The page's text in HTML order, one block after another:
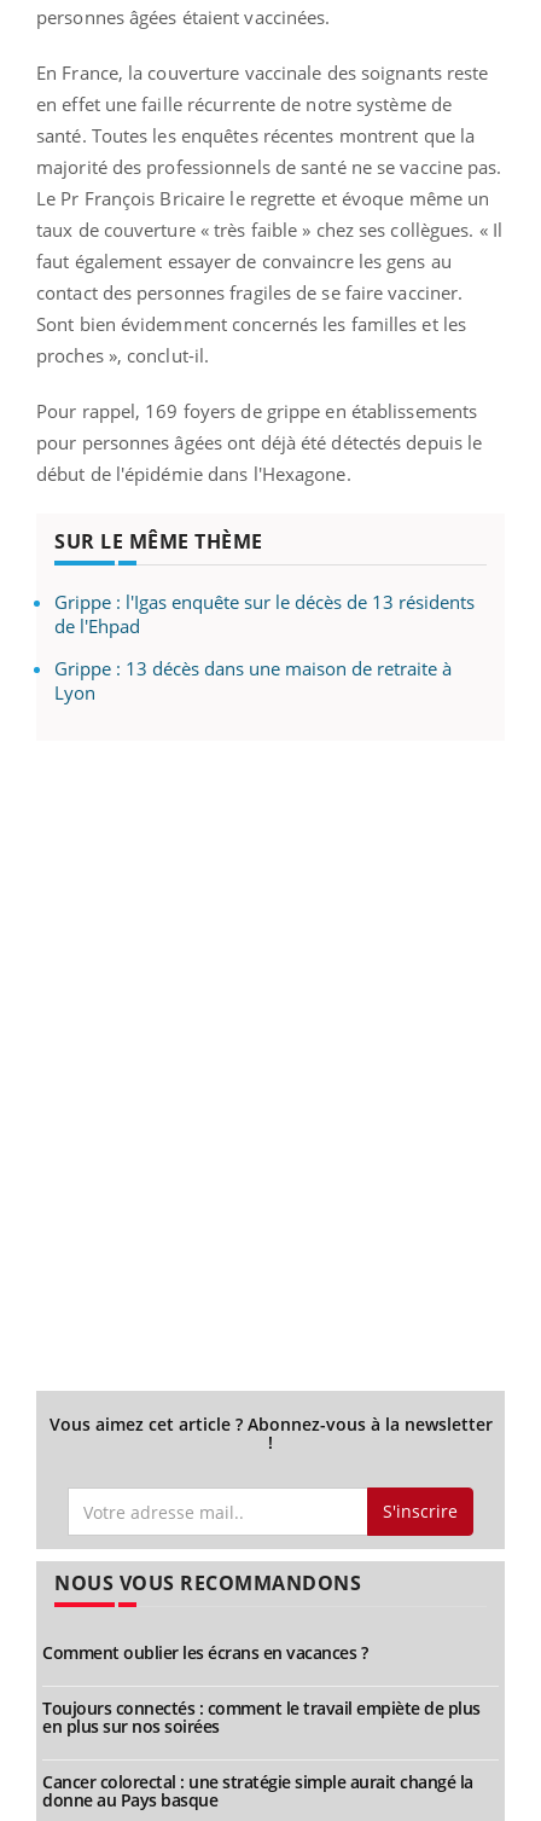
personnes âgées étaient vaccinées.
En France, la couverture vaccinale des soignants reste
en effet une faille récurrente de notre système de
santé. Toutes les enquêtes récentes montrent que la
majorité des professionnels de santé ne se vaccine pas.
Le Pr François Bricaire le regrette et évoque même un
taux de couverture « très faible » chez ses collègues. « Il
faut également essayer de convaincre les gens au
contact des personnes fragiles de se faire vacciner.
Sont bien évidemment concernés les familles et les
proches », conclut-il.
Pour rappel, 169 foyers de grippe en établissements
pour personnes âgées ont déjà été détectés depuis le
début de l'épidémie dans l'Hexagone.
SUR LE MÊME THÈME
Grippe : l'Igas enquête sur le décès de 13 résidents
de l'Ehpad
Grippe : 13 décès dans une maison de retraite à
Lyon
Vous aimez cet article ? Abonnez-vous à la newsletter
!
S'inscrire
NOUS VOUS RECOMMANDONS
Comment oublier les écrans en vacances ?
Toujours connectés : comment le travail empiète de plus
en plus sur nos soirées
Cancer colorectal : une stratégie simple aurait changé la
donne au Pays basque